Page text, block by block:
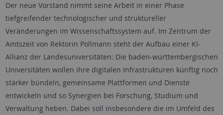
Der neue Vorstand nimmt seine Arbeit in einer Phase
tiefgreifender technologischer und struktureller
Veränderungen im Wissenschaftssystem auf. Im Zentrum der
Amtszeit von Rektorin Pollmann steht der Aufbau einer KI-
Allianz der Landesuniversitäten: Die baden-württembergischen
Universitäten wollen ihre digitalen Infrastrukturen künftig noch
stärker bündeln, gemeinsame Plattformen und Dienste
entwickeln und so Synergien bei Forschung, Studium und
Verwaltung heben. Dabei soll insbesondere die im Umfeld des